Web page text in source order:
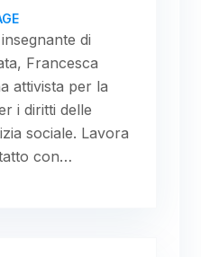
di
Francesca
attivista per la
i diritti delle
sociale. Lavora
con…